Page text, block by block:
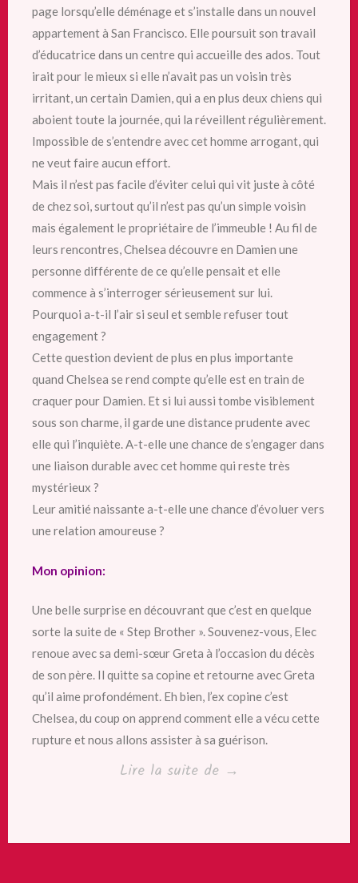
page lorsqu’elle déménage et s’installe dans un nouvel
appartement à San Francisco. Elle poursuit son travail
d’éducatrice dans un centre qui accueille des ados. Tout
irait pour le mieux si elle n’avait pas un voisin très
irritant, un certain Damien, qui a en plus deux chiens qui
aboient toute la journée, qui la réveillent régulièrement.
Impossible de s’entendre avec cet homme arrogant, qui
ne veut faire aucun effort.
Mais il n’est pas facile d’éviter celui qui vit juste à côté
de chez soi, surtout qu’il n’est pas qu’un simple voisin
mais également le propriétaire de l’immeuble ! Au fil de
leurs rencontres, Chelsea découvre en Damien une
personne différente de ce qu’elle pensait et elle
commence à s’interroger sérieusement sur lui.
Pourquoi a-t-il l’air si seul et semble refuser tout
engagement ?
Cette question devient de plus en plus importante
quand Chelsea se rend compte qu’elle est en train de
craquer pour Damien. Et si lui aussi tombe visiblement
sous son charme, il garde une distance prudente avec
elle qui l’inquiète. A-t-elle une chance de s’engager dans
une liaison durable avec cet homme qui reste très
mystérieux ?
Leur amitié naissante a-t-elle une chance d’évoluer vers
une relation amoureuse ?
Mon opinion:
Une belle surprise en découvrant que c’est en quelque
sorte la suite de « Step Brother ». Souvenez-vous, Elec
renoue avec sa demi-sœur Greta à l’occasion du décès
de son père. Il quitte sa copine et retourne avec Greta
qu’il aime profondément. Eh bien, l’ex copine c’est
Chelsea, du coup on apprend comment elle a vécu cette
rupture et nous allons assister à sa guérison.
Lire la suite de « The
door
→